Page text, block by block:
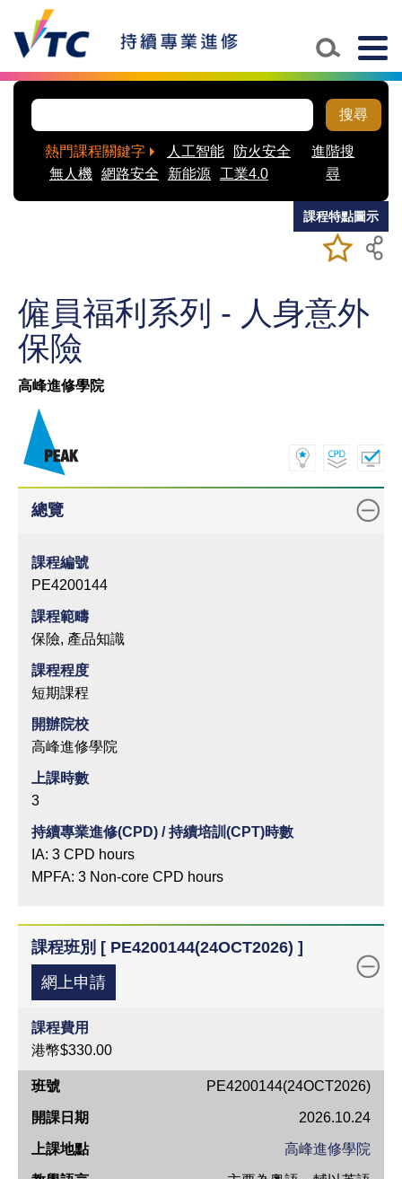
Skip to main content
搜尋
熱門課程關鍵字 人工智能
防火安全
無人機 網路安全 新能源 工業4.0
進階搜
尋
加入/移除
我喜愛的
儲存課程
僱員福利系列 - 人身意外
保險
高峰進修學院
總覽
課程編號
PE4200144
課程範疇
保險, 產品知識
課程程度
短期課程
開辦院校
高峰進修學院
上課時數
3
持續專業進修(CPD) / 持續培訓(CPT)時數
IA: 3 CPD hours
MPFA: 3 Non-core CPD hours
課程班別 [ PE4200144(24OCT2026) ]
網上申請
課程費用
港幣$330.00
班
號
開
PE4200144(24OCT2026)
2026.10.24
高峰進修學院
課程特點圖示